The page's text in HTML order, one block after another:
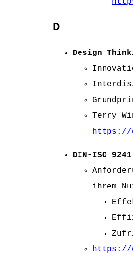
D
Design
Terry
https://
DIN-ISO
ihrem
https://